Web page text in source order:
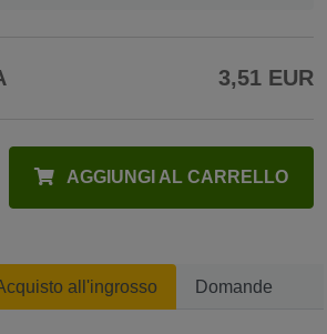
3,51 EUR
AGGIUNGI AL CARRELLO
all'ingrosso Domande